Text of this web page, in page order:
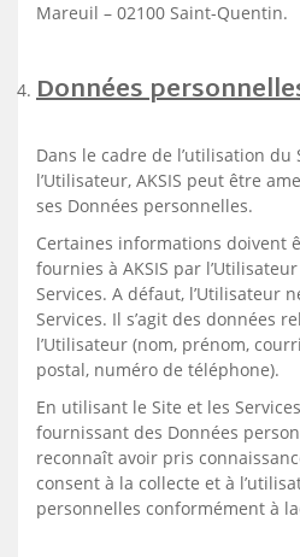
Mareuil – 02100 Saint-Quentin.
Données
Dans le cadre de l’utilisation du
l’Utilisateur, AKSIS peut être
ses Données personnelles.
Certaines informations doivent
fournies à AKSIS par
Services. A défaut, l’Utilisateur
Services. Il s’agit des données
l’Utilisateur (nom, prénom,
postal, numéro de téléphone).
En utilisant le Site et les Services
fournissant des Données
reconnaît avoir pris
consent à la collecte et à
personnelles conformément à